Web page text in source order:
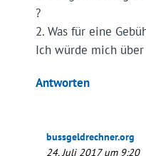
?
2. Was für eine
Ich würde mich
Antworten
bussgeldrechner.org
24. Juli 2017 um 9:20